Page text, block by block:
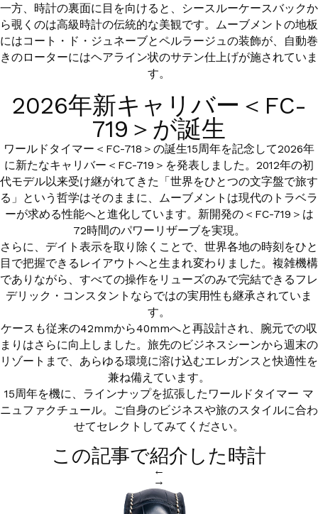
一方、時計の裏面に目を向けると、シースルーケースバックか
ら覗くのは高級時計の伝統的な美観です。ムーブメントの地板
にはコート・ド・ジュネーブとペルラージュの装飾が、自動巻
きのローターにはヘアライン状のサテン仕上げが施されていま
す。
2026年新キャリバー＜FC-
719＞が誕生
ワールドタイマー＜FC-718＞の誕生15周年を記念して2026年
に新たなキャリバー＜FC-719＞を発表しました。2012年の初
代モデル以来受け継がれてきた「世界をひとつの文字盤で旅す
る」という哲学はそのままに、ムーブメントは現代のトラベラ
ーが求める性能へと進化しています。新開発の＜FC-719＞は
72時間のパワーリザーブを実現。
さらに、デイト表示を取り除くことで、世界各地の時刻をひと
目で把握できるレイアウトへと生まれ変わりました。複雑機構
でありながら、すべての操作をリューズのみで完結できるフレ
デリック・コンスタントならではの実用性も継承されていま
す。
ケースも従来の42mmから40mmへと再設計され、腕元での収
まりはさらに向上しました。旅先のビジネスシーンから週末の
リゾートまで、あらゆる環境に溶け込むエレガンスと快適性を
兼ね備えています。
15周年を機に、ラインナップを拡張したワールドタイマー マ
ニュファクチュール。ご自身のビジネスや旅のスタイルに合わ
せてセレクトしてみてください。
この記事で紹介した時計
←
→